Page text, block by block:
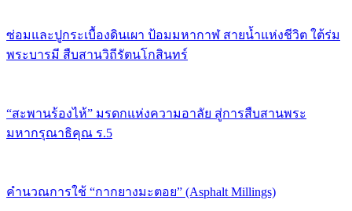
ซ่อมและปูกระเบื้องดินเผา ป้อมมหากาฬ สายน้ำแห่งชีวิต ใต้ร่ม
พระบารมี สืบสานวิถีรัตนโกสินทร์
“สะพานร้องไห้” มรดกแห่งความอาลัย สู่การสืบสานพระ
มหากรุณาธิคุณ ร.5
คำนวณการใช้ “กากยางมะตอย” (Asphalt Millings)